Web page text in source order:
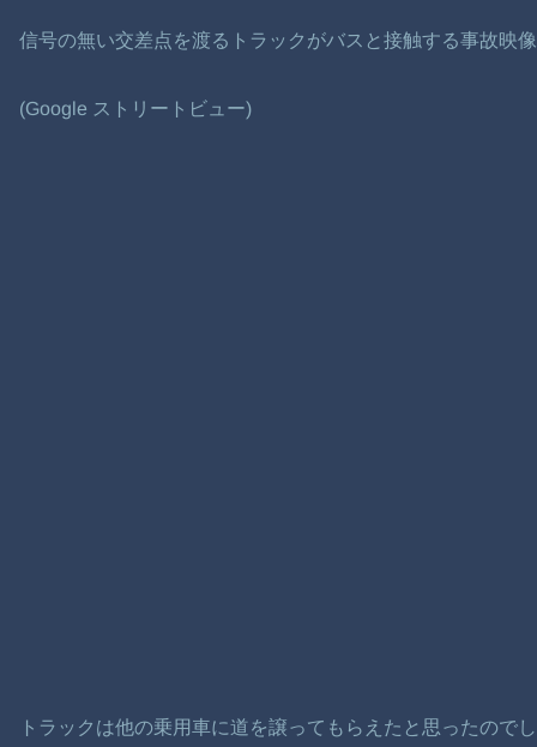
信号の無い交差点を渡るトラックがバスと接触する事故映
(Google ストリートビュー)
トラックは他の乗用車に道を譲ってもらえたと思ったので